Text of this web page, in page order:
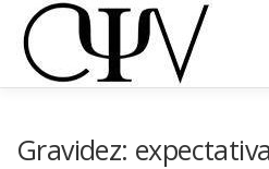
para
conteúdo
Gravidez: